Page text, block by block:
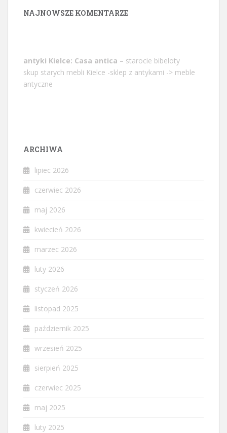
NAJNOWSZE KOMENTARZE
antyki Kielce: Casa antica – starocie bibeloty
skup starych mebli Kielce -sklep z antykami -> meble
antyczne
ARCHIWA
lipiec 2026
czerwiec 2026
maj 2026
kwiecień 2026
marzec 2026
luty 2026
styczeń 2026
listopad 2025
październik 2025
wrzesień 2025
sierpień 2025
czerwiec 2025
maj 2025
luty 2025